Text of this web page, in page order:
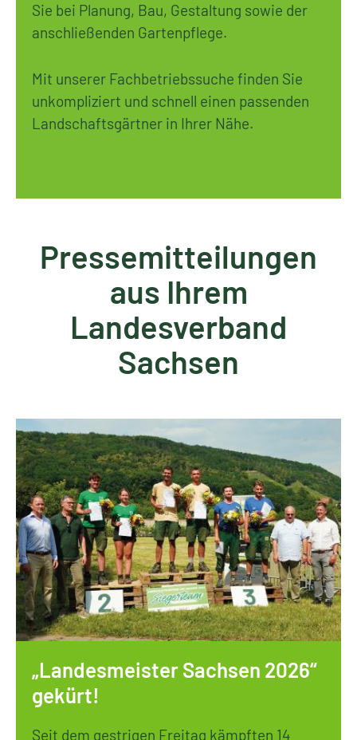
Sie bei Planung, Bau, Gestaltung sowie der
anschließenden Gartenpflege.
Mit unserer Fachbetriebssuche finden Sie
unkompliziert und schnell einen passenden
Landschaftsgärtner in Ihrer Nähe.
Pressemitteilungen
aus Ihrem
Landesverband
Sachsen
„Landesmeister Sachsen 2026“
gekürt!
Seit dem gestrigen Freitag kämpften 14